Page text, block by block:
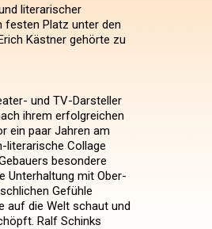
literarischer
festen Platz unter den
Kästner gehörte zu
und TV-Darsteller
ihrem erfolgreichen
ein paar Jahren am
literarische Collage
besondere
Unterhaltung mit Ober-
Gefühle
auf die Welt schaut und
Ralf Schinks